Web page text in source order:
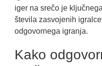
iger na srečo je
števila zasvojenih
odgovornega igranja.
Kako